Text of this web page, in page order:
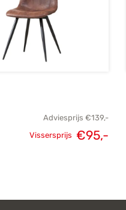
Adviesprijs €139,-
Oorspronkelijke
Vissersprijs €95,-